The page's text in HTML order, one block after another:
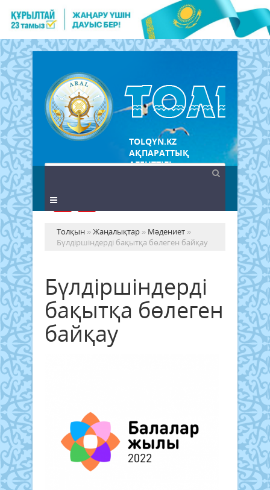
TOLQYN.KZ
АҚПАРАТТЫҚ
АГЕНТТІГІ
Толқын »Жаңалықтар » Мәдениет »
Бүлдіршіндерді бақытқа бөлеген байқау
Бүлдіршіндерді
бақытқа бөлеген
байқау